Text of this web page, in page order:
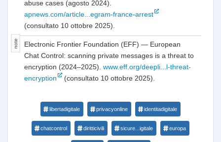
abuse cases (agosto 2024).
apnews.com/article...egram-france-arrest
(consultato 10 ottobre 2025).
Electronic Frontier Foundation (EFF) — European
Chat Control: scanning private messages is a threat to
encryption (2024–2025). www.eff.org/deepli...l-threat-
encryption
(consultato 10 ottobre 2025).
libertadigitale privacyonline identitadigitale
chatcontrol diritticivili sicure...igitale europa